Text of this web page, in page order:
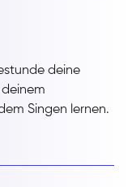
deine
Singen lernen.